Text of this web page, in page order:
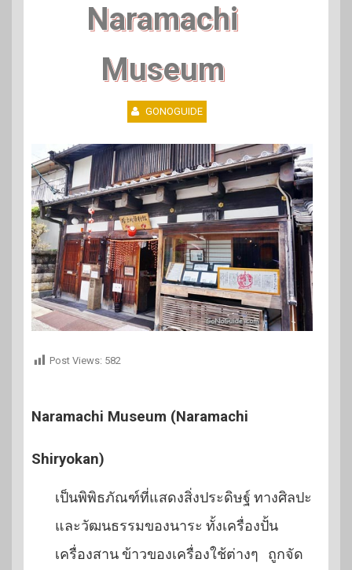
Naramachi
Museum
GONOGUIDE
Post Views: 582
Naramachi Museum (Naramachi
Shiryokan)
เป็นพิพิธภัณฑ์ที่แสดงสิ่งประดิษฐ์ ทางศิลปะ
และวัฒนธรรมของนาระ ทั้งเครื่องปั้น
เครื่องสาน ข้าวของเครื่องใช้ต่างๆ ถูกจัด